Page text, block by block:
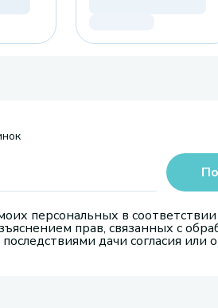
персональных в
прав, связанных с
дачи согласия или